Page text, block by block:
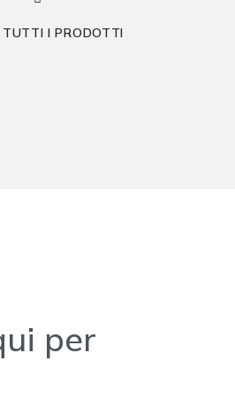
TUTTI I PRODOTTI
per